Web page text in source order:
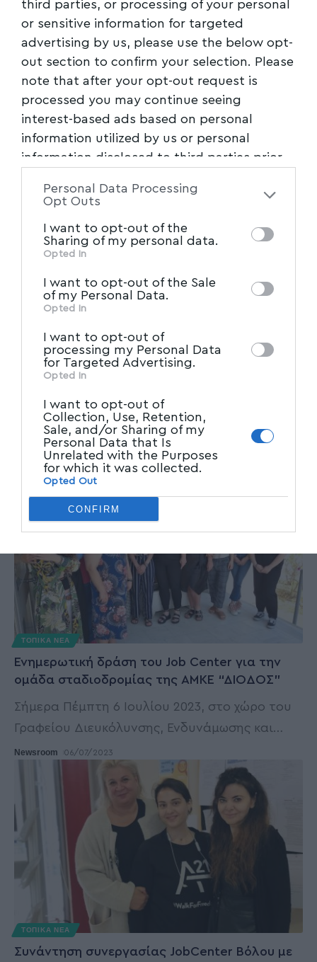
third parties, or processing of your personal
or sensitive information for targeted
advertising by us, please use the below opt-
out section to confirm your selection. Please
note that after your opt-out request is
processed you may continue seeing
interest-based ads based on personal
information utilized by us or personal
information disclosed to third parties prior
of the further disclosure of your personal
of downstream participants. This
information may also be disclosed by us to
Participantsthat may further disclose it to
other third parties.
Personal Data Processing
Opt Outs
I want to opt-out of the
Sharing of my personal data.
Opted In
I want to opt-out of the Sale
of my Personal Data.
Opted In
I want to opt-out of
processing my Personal Data
for Targeted Advertising.
Opted In
I want to opt-out of
Collection, Use, Retention,
Sale, and/or Sharing of my
Personal Data that Is
Unrelated with the Purposes
for which it was collected.
Opted Out
CONFIRM
Εργαστήρι στον Βόλο για τη διαχείριση
συγκρούσεων στον χώρο εργασίας
Την Τρίτη 5η Δεκεμβρίου, πραγματοποιήθηκε
δια ζώσης εργαστήρι με θέμα τη διαχείριση
συγκρούσεων στο…
Newsroom 06/12/2023
ΤΟΠΙΚΑ ΝΕΑ
Βιωματικό εργαστήριο για το άγχος
αναζήτησης εργασίας
Την Παρασκευή 6/10/2023 το Γραφείο
της Απασχόλησης (Job Center) της ΚΕΚΠΑ-ΔΙΕΚ
…
Newsroom 10/10/2023
ΤΟΠΙΚΑ ΝΕΑ
Ενημερωτική δράση του Job Center για την
ομάδα σταδιοδρομίας της ΑΜΚΕ “ΔΙΟΔΟΣ”
Σήμερα Πέμπτη 6 Ιουλίου 2023, στο χώρο του
Γραφείου Διευκόλυνσης, Ενδυνάμωσης και…
Newsroom 06/07/2023
ΤΟΠΙΚΑ ΝΕΑ
Συνάντηση συνεργασίας JobCenter Βόλου με